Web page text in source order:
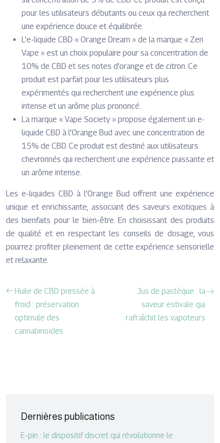
pour les utilisateurs débutants ou ceux qui recherchent
une expérience douce et équilibrée.
L’e-liquide CBD « Orange Dream » de la marque « Zen
Vape » est un choix populaire pour sa concentration de
10% de CBD et ses notes d’orange et de citron. Ce
produit est parfait pour les utilisateurs plus
expérimentés qui recherchent une expérience plus
intense et un arôme plus prononcé.
La marque « Vape Society » propose également un e-
liquide CBD à l’Orange Bud avec une concentration de
15% de CBD. Ce produit est destiné aux utilisateurs
chevronnés qui recherchent une expérience puissante et
un arôme intense.
Les e-liquides CBD à l’Orange Bud offrent une expérience
unique et enrichissante, associant des saveurs exotiques à
des bienfaits pour le bien-être. En choisissant des produits
de qualité et en respectant les conseils de dosage, vous
pourrez profiter pleinement de cette expérience sensorielle
et relaxante.
Huile de CBD pressée à
froid : préservation
optimale des
cannabinoïdes
Jus de pastèque : la
saveur estivale qui
rafraîchit les vapoteurs
Dernières publications
E-pin : le dispositif discret qui révolutionne le